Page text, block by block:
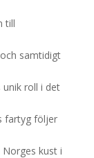
till
samtidigt
unik roll i det
fartyg följer
kust i